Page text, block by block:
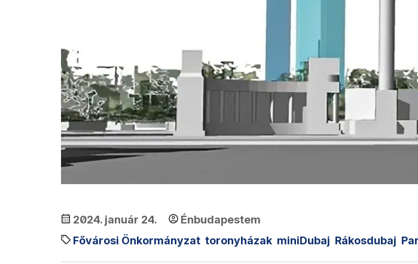
2024. január 24.
Énbudapestem
Fővárosi Önkormányzat toronyházak miniDubaj Rákosdubaj